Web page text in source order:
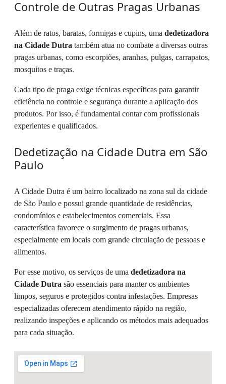
Controle de Outras Pragas Urbanas
Além de ratos, baratas, formigas e cupins, uma dedetizadora
na Cidade Dutra também atua no combate a diversas outras
pragas urbanas, como escorpiões, aranhas, pulgas, carrapatos,
mosquitos e traças.
Cada tipo de praga exige técnicas específicas para garantir
eficiência no controle e segurança durante a aplicação dos
produtos. Por isso, é fundamental contar com profissionais
experientes e qualificados.
Dedetização na Cidade Dutra em São
Paulo
A Cidade Dutra é um bairro localizado na zona sul da cidade
de São Paulo e possui grande quantidade de residências,
condomínios e estabelecimentos comerciais. Essa
característica favorece o surgimento de pragas urbanas,
especialmente em locais com grande circulação de pessoas e
alimentos.
Por esse motivo, os serviços de uma dedetizadora na
Cidade Dutra são essenciais para manter os ambientes
limpos, seguros e protegidos contra infestações. Empresas
especializadas oferecem atendimento rápido na região,
realizando inspeções e aplicando os métodos mais adequados
para cada situação.